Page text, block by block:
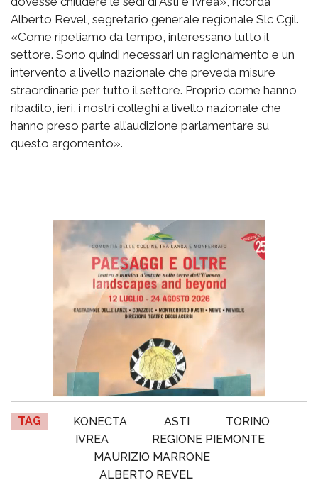
Alberto Revel, segretario generale regionale Slc Cgil.
«Come ripetiamo da tempo, interessano tutto il
settore. Sono quindi necessari un ragionamento e un
intervento a livello nazionale che preveda misure
straordinarie per tutto il settore. Proprio come hanno
ribadito, ieri, i nostri colleghi a livello nazionale che
hanno preso parte all’audizione parlamentare su
questo argomento».
TAG KONECTA ASTI
TORINO
IVREA
REGIONE PIEMONTE
MAURIZIO MARRONE
ALBERTO REVEL